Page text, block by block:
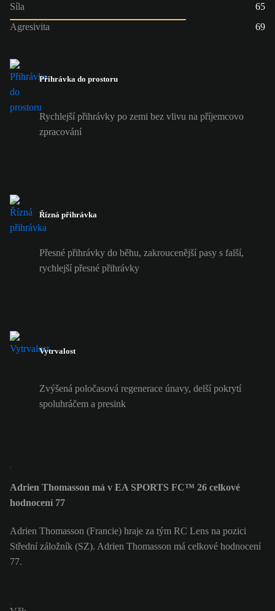
Síla
65
Agresivita
69
Přihrávka do prostoru
Rychlejší přihrávky po zemi bez vlivu na příjemcovo
zpracování
Řízná přihrávka
Přesné přihrávky do běhu, zakroucenější pasy s falší,
rychlejší přesné přihrávky
Vytrvalost
Zvýšená poločasová regenerace únavy, delší pokrytí
spoluhráčem a presink
Adrien Thomasson má v EA SPORTS FC™ 26 celkové
hodnocení 77
Adrien Thomasson (Francie) hraje za tým RC Lens na pozici
Střední záložník (SZ). Adrien Thomasson má celkové hodnocení
77.